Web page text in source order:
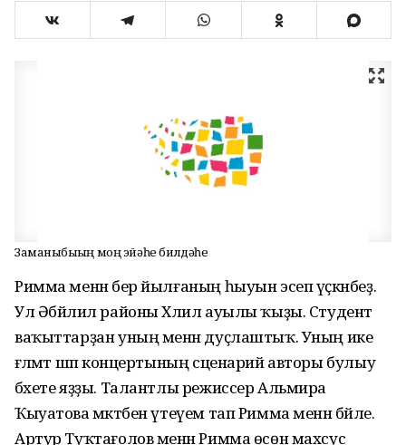
Заманыбыҙҙың моң эйәһе билдәһе
Римма менән бер йылғаның һыуын эсеп үҫкәнбеҙ.
Ул Әбйәлил районы Хәлил ауылы ҡыҙы. Студент
ваҡыттарҙан уның менән дуҫлаштыҡ. Уның ике
ғәләмәт шәп концертының сценарий авторы булыу
бәхете яҙҙы. Талантлы режиссер Альмира
Ҡыуатова мәктәбен үтеүем тап Римма менән бәйле.
Артур Туҡтағолов менән Римма өсөн махсус